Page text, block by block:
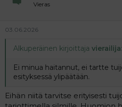
Vieras
03.06.2026
Alkuperäinen kirjoittaja vierailija:
Ei minua haitannut, ei tartte
esityksessä ylipäätään.
Eihän niitä tarvitse erityisesti